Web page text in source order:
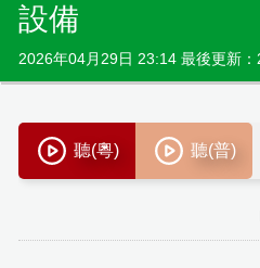
設備
2026年04月29日 23:14 最後更新：